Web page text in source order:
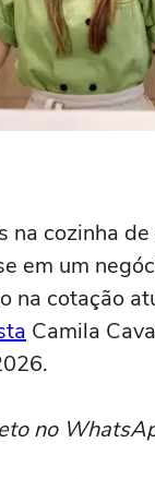
cozinha
em um
na cotação
Camila
no